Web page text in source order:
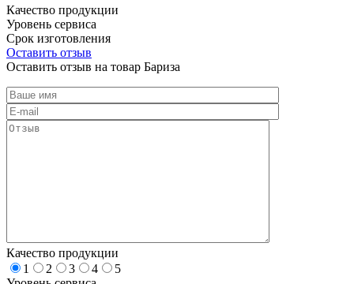
Качество продукции
Уровень сервиса
Срок изготовления
Оставить отзыв
Оставить отзыв на товар Бариза
Качество продукции
1
2 3 4
5